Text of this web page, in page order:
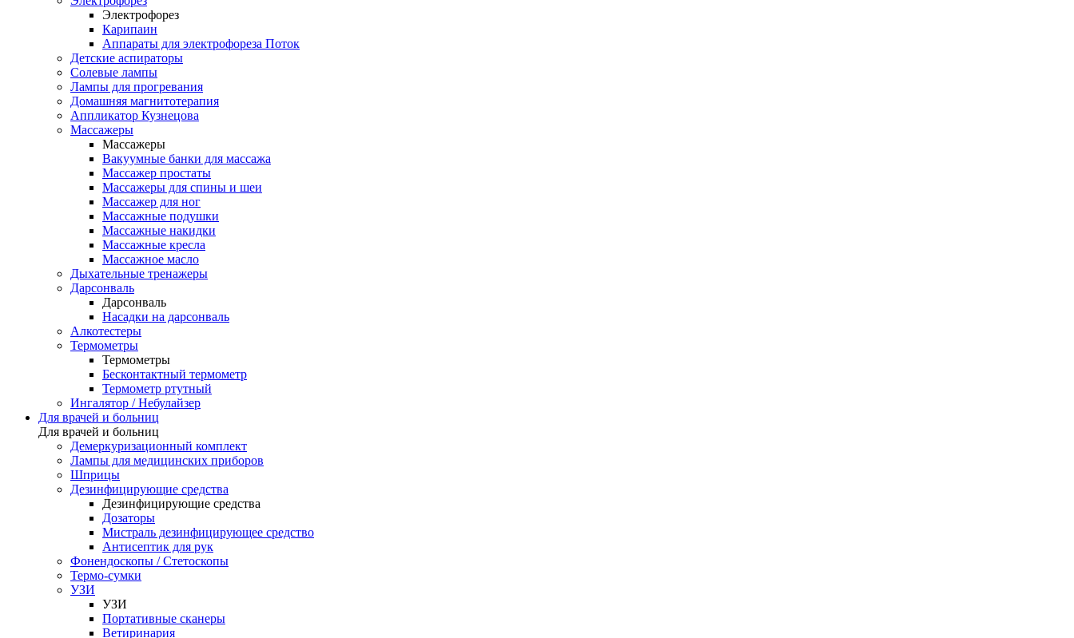
Электрофорез
Карипаин
Аппараты для электрофореза Поток
Детские аспираторы
Солевые лампы
Лампы для прогревания
Домашняя магнитотерапия
Аппликатор Кузнецова
Массажеры
Массажеры
Вакуумные банки для массажа
Массажер простаты
Массажеры для спины и шеи
Массажер для ног
Массажные подушки
Массажные накидки
Массажные кресла
Массажное масло
Дыхательные тренажеры
Дарсонваль
Дарсонваль
Насадки на дарсонваль
Алкотестеры
Термометры
Термометры
Бесконтактный термометр
Термометр ртутный
Ингалятор / Небулайзер
Для врачей и больниц
Для врачей и больниц
Демеркуризационный комплект
Лампы для медицинских приборов
Шприцы
Дезинфицирующие средства
Дезинфицирующие средства
Дозаторы
Мистраль дезинфицирующее средство
Антисептик для рук
Фонендоскопы / Стетоскопы
Термо-сумки
УЗИ
УЗИ
Портативные сканеры
Ветиринария